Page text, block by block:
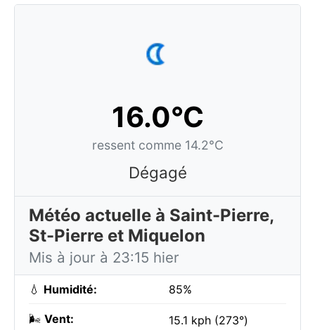
16.0°C
ressent comme 14.2°C
Dégagé
Météo actuelle à Saint-Pierre,
St-Pierre et Miquelon
Mis à jour à 23:15 hier
💧 Humidité: 85%
🌬️ Vent: 15.1 kph (273°)